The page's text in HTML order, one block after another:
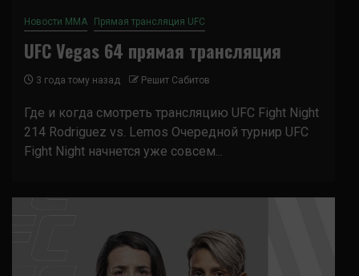
Новости ММА Прямая трансляция UFC
UFC Vegas 64 прямая трансляция
3 года тому назад Решит Сабитов
Где и когда смотреть трансляцию UFC Fight Night
214 Rodriguez vs. Lemos Очередной турнир UFC
Fight Night начнется уже совсем...